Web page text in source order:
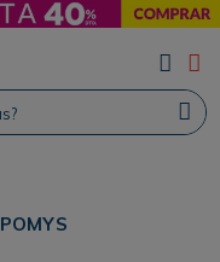
POMYS